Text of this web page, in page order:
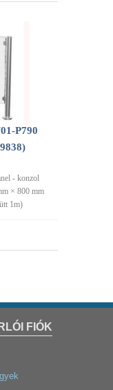
P790
- konzol
× 800 mm
1m)
FIÓK